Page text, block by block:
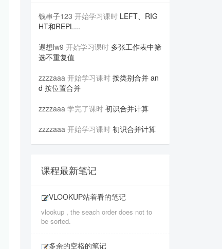
钱串子123 开始学习课时 LEFT、RIG
HT和REPL...
遐想lw9 开始学习课时 多张工作表中筛
选不重复值
zzzzaaa 开始学习课时 按类别合并 an
d 按位置合并
zzzzaaa 学完了课时 初识合并计算
zzzzaaa 开始学习课时 初识合并计算
课程最新笔记
VLOOKUP站着看的笔记
vlookup , the seach order does not to
be sorted.
多余的空格的笔记